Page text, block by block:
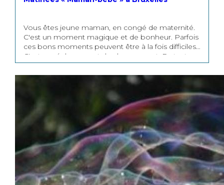
Vous êtes jeune maman, en congé de maternité.
C'est un moment magique et de bonheur. Parfois
ces bons moments peuvent être à la fois difficiles.
C'est un réel moment de changement. En tant
que femme notre vie entière est bousculée. En
tant que femme et maman, nous avons parfois
plusieurs rôles à assumer et à combiner : Maman,
épouse, amie, fille, sour. Cette période est aussi
une période où l'on se pose beaucoup de
questions sur le « comment faire ». Pour vous aider
et vous accompagner dans ces moments, nous
vous proposons des matinées de partages et
d'échanges entre jeunes mamans. Nous nous
rassemblons pour une durée de deux heures avec
votre bébé si vous le souhaitez. Lors de chacune
des matinées un spécialiste viendra vous présenter
son domaine. Chacun des thèmes ont été choisi